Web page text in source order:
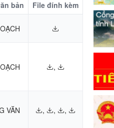
bản
File đính kèm
,
VĂN , , ,